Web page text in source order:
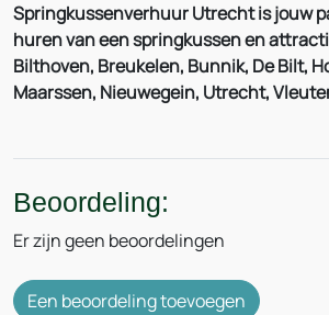
Springkussenverhuur Utrecht is jouw
huren van een springkussen en
Bilthoven, Breukelen, Bunnik, De Bilt,
Maarssen, Nieuwegein, Utrecht,
Beoordeling:
Er zijn geen beoordelingen
Een beoordeling toevoegen